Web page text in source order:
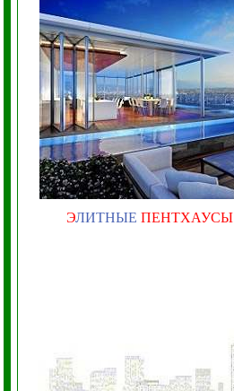
ЭЛИТНЫЕ ПЕНТХАУСЫ